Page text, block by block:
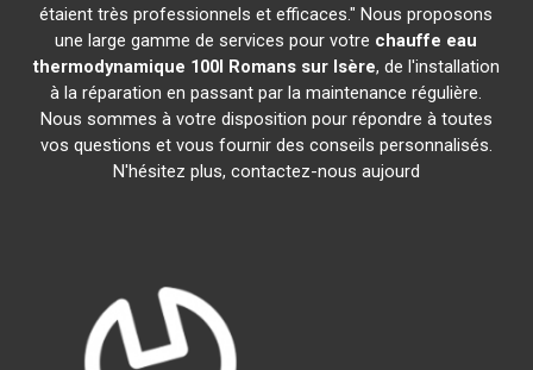
étaient très professionnels et efficaces." Nous proposons
une large gamme de services pour votre chauffe eau
thermodynamique 100l Romans sur Isère, de l'installation
à la réparation en passant par la maintenance régulière.
Nous sommes à votre disposition pour répondre à toutes
vos questions et vous fournir des conseils personnalisés.
N'hésitez plus, contactez-nous aujourd